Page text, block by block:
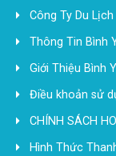
Công Ty Du
Thông Tin Bình
Giới Thiệu Bình
Điều khoản sử
CHÍNH SÁCH
Hình Thức